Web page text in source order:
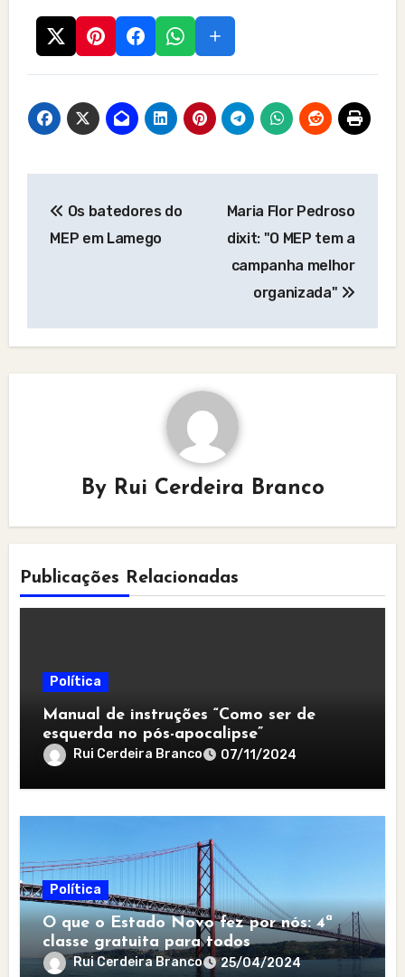
navigation
Os batedores do
MEP em Lamego
Maria Flor Pedroso
dixit: "O MEP tem a
campanha melhor
organizada"
By Rui Cerdeira Branco
Publicações Relacionadas
Política
Manual de instruções “Como ser de
esquerda no pós-apocalipse”
Rui Cerdeira Branco 07/11/2024
Política
O que o Estado Novo fez por nós: 4ª
classe gratuita para todos
Rui Cerdeira Branco 25/04/2024